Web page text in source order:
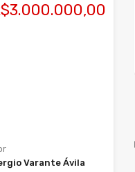
Varante Ávila